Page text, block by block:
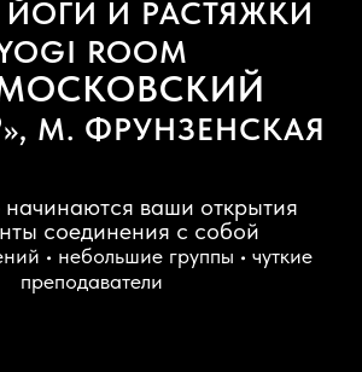
ЙОГИ И РАСТЯЖКИ
ROOM
», М. ФРУНЗЕНСКАЯ
ваши открытия
соединения с собой
• небольшие группы • чуткие
преподаватели